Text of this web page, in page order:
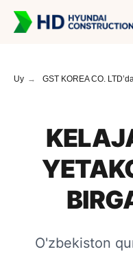
Uy → GST KOREA CO.
O'zbekiston